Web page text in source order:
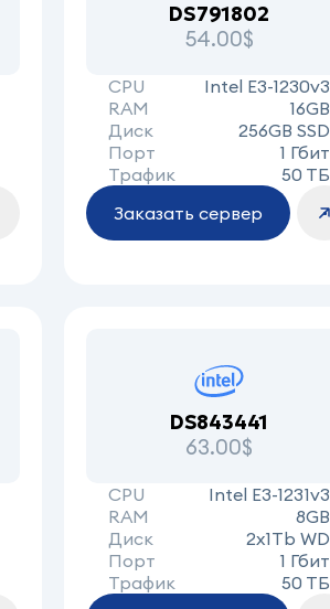
DS791802
54.00$
CPU
Intel E3-1230v3
RAM
16GB
Диск
256GB SSD
Порт
1 Гбит
Трафик
50 ТБ
Заказать сервер
DS843441
63.00$
CPU
Intel E3-1231v3
RAM
8GB
Диск
2x1Tb WD
Порт
1 Гбит
Трафик
50 ТБ